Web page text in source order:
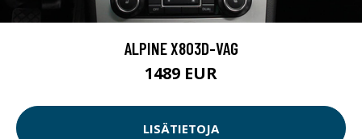
ALPINE X803D-VAG
1489 EUR
LISÄTIETOJA